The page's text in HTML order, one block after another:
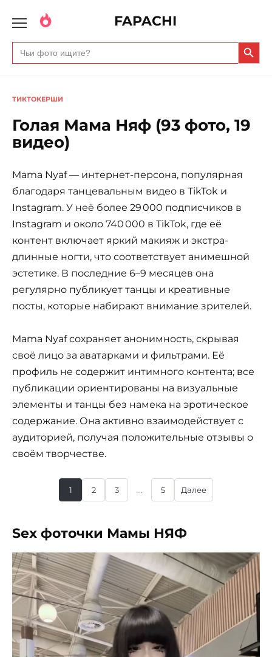
FAPACHI
Search
for:
Search Button
ТИКТОКЕРШИ
Голая Мама Няф (93 фото, 19
видео)
Mama Nyaf — интернет-персона, популярная
благодаря танцевальным видео в TikTok и
Instagram. У неё более 29 000 подписчиков в
Instagram и около 740 000 в TikTok, где её
контент включает яркий макияж и экстра-
длинные ногти, что соответствует анимешной
эстетике. В последние 6–9 месяцев она
регулярно публикует танцы и креативные
посты, которые набирают внимание зрителей.
Mama Nyaf сохраняет анонимность, скрывая
своё лицо за аватарками и фильтрами. Её
профиль не содержит интимного контента; все
публикации ориентированы на визуальные
элементы и танцы без намека на эротическое
содержание. Она активно взаимодействует с
аудиторией, получая положительные отзывы о
своём творчестве.
1 2 3 ... 5 Далее
Sex фоточки Мамы НЯФ